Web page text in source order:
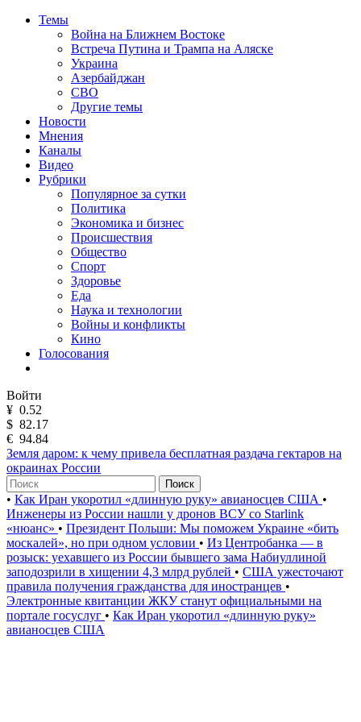
Темы
Война на Ближнем Востоке
Встреча Путина и Трампа на Аляске
Украина
Азербайджан
СВО
Другие темы
Новости
Мнения
Каналы
Видео
Рубрики
Популярное за сутки
Политика
Экономика и бизнес
Происшествия
Общество
Спорт
Здоровье
Еда
Наука и технологии
Войны и конфликты
Кино
Голосования
Войти
¥ 0.52
$ 82.17
€ 94.84
Земля даром: к чему привела бесплатная раздача гектаров на
окраинах России
Поиск
• Как Иран укоротил «длинную руку» авианосцев США •
Инженеры из России нашли у дронов ВСУ со Starlink
«нюанс» • Президент Польши: Мы поможем Украине «бить
москалей», но при одном условии • Из Центробанка — в
розыск: уехавшего из России бывшего зама Набиуллиной
заподозрили в хищении 4,3 млрд рублей • США ужесточают
правила получения гражданства для иностранцев •
Электронные квитанции ЖКУ станут официальными на
портале госуслуг • Как Иран укоротил «длинную руку»
авианосцев США